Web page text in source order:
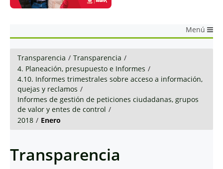
Menú
Transparencia / Transparencia /
4. Planeación, presupuesto e Informes /
4.10. Informes trimestrales sobre acceso a información,
quejas y reclamos /
Informes de gestión de peticiones ciudadanas, grupos
de valor y entes de control /
2018 / Enero
Transparencia